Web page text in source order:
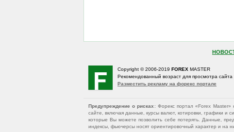
Copyright © 2006-2019 FOREX MASTER
Рекомендованный возраст для просмотра сайта
Разместить рекламу на форекс портале
Предупреждение о рисках : Форекс портал «Forex
сайте, включая данные, курсы валют, котировки, графики
которые Вы можете позволить себе потерять. Данные,
индексы, фьючерсы носят ориентировочный характер и на